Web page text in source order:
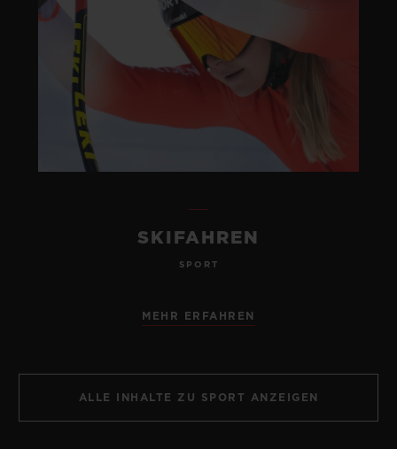
SKIFAHREN
SPORT
MEHR ERFAHREN
ALLE INHALTE ZU SPORT ANZEIGEN